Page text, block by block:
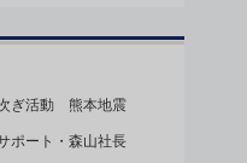
ぎ活動 熊本地震
ポート・森山社長